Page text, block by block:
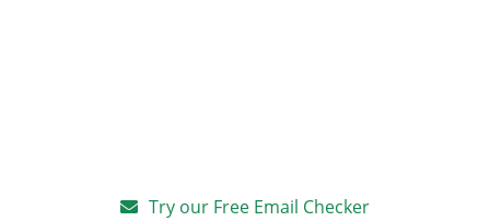
Try our Free Email Checker